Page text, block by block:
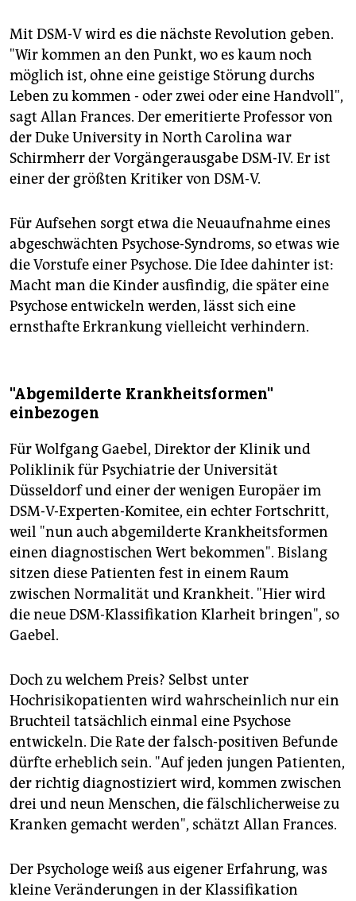
Mit DSM-V wird es die nächste Revolution geben.
"Wir kommen an den Punkt, wo es kaum noch
möglich ist, ohne eine geistige Störung durchs
Leben zu kommen - oder zwei oder eine Handvoll",
sagt Allan Frances. Der emeritierte Professor von
der Duke University in North Carolina war
Schirmherr der Vorgängerausgabe DSM-IV. Er ist
einer der größten Kritiker von DSM-V.
Für Aufsehen sorgt etwa die Neuaufnahme eines
abgeschwächten Psychose-Syndroms, so etwas wie
die Vorstufe einer Psychose. Die Idee dahinter ist:
Macht man die Kinder ausfindig, die später eine
Psychose entwickeln werden, lässt sich eine
ernsthafte Erkrankung vielleicht verhindern.
"Abgemilderte Krankheitsformen"
einbezogen
Für Wolfgang Gaebel, Direktor der Klinik und
Poliklinik für Psychiatrie der Universität
Düsseldorf und einer der wenigen Europäer im
DSM-V-Experten-Komitee, ein echter Fortschritt,
weil "nun auch abgemilderte Krankheitsformen
einen diagnostischen Wert bekommen". Bislang
sitzen diese Patienten fest in einem Raum
zwischen Normalität und Krankheit. "Hier wird
die neue DSM-Klassifikation Klarheit bringen", so
Gaebel.
Doch zu welchem Preis? Selbst unter
Hochrisikopatienten wird wahrscheinlich nur ein
Bruchteil tatsächlich einmal eine Psychose
entwickeln. Die Rate der falsch-positiven Befunde
dürfte erheblich sein. "Auf jeden jungen Patienten,
der richtig diagnostiziert wird, kommen zwischen
drei und neun Menschen, die fälschlicherweise zu
Kranken gemacht werden", schätzt Allan Frances.
Der Psychologe weiß aus eigener Erfahrung, was
kleine Veränderungen in der Klassifikation